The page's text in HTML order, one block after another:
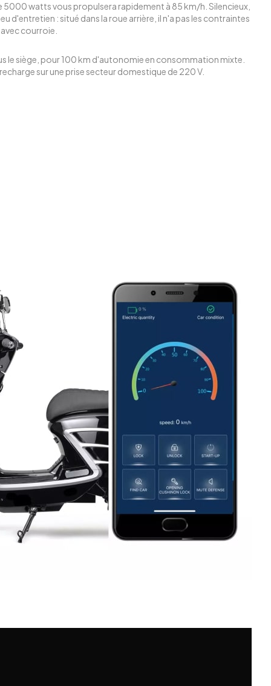
5000 watts vous propulsera rapidement à 85 km/h. Silencieux,
d'entretien : situé dans la roue arrière, il n'a pas les contraintes
courroie.
le siège, pour 100 km d'autonomie en consommation mixte.
sur une prise secteur domestique de 220 V.